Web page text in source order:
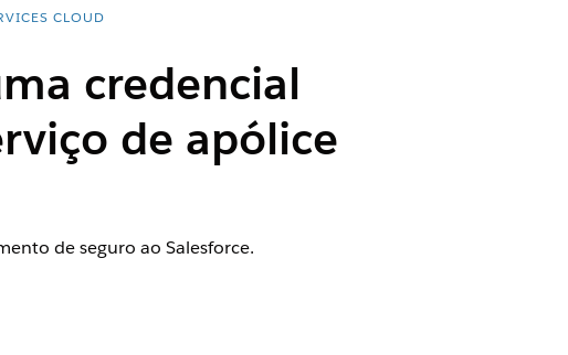
CLOUD
credencial
de apólice
de seguro ao Salesforce.